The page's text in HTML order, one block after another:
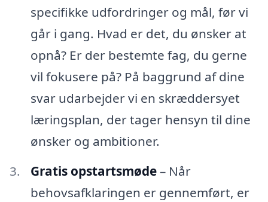
specifikke udfordringer og mål, før vi
går i gang. Hvad er det, du ønsker at
opnå? Er der bestemte fag, du gerne
vil fokusere på? På baggrund af dine
svar udarbejder vi en skræddersyet
læringsplan, der tager hensyn til dine
ønsker og ambitioner.
Gratis opstartsmøde– Når
behovsafklaringen er gennemført, er